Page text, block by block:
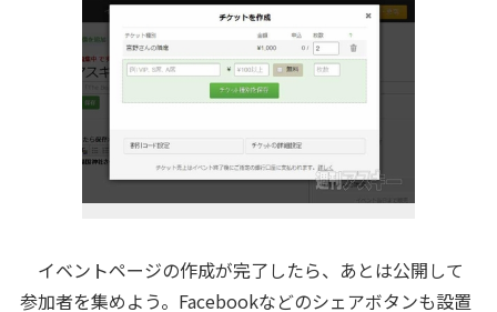
イベントページの作成が完了したら、あとは公開して
参加者を集めよう。Facebookなどのシェアボタンも設置